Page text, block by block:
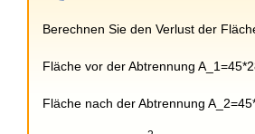
Berechnen Sie den Verlust der
Fläche vor der Abtrennung
Fläche nach der Abtrennung